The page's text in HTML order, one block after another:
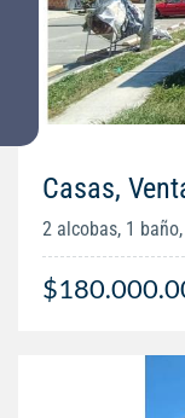
Casas,
2 alcobas, 1